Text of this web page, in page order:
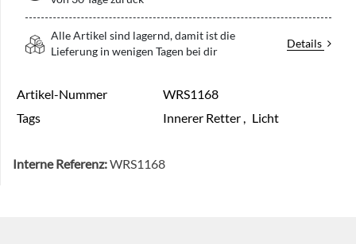
Alle Artikel sind lagernd, damit ist die
Lieferung in wenigen Tagen bei dir
Details
Artikel-Nummer
WRS1168
Tags
Innerer Retter, Licht
Interne Referenz:WRS1168